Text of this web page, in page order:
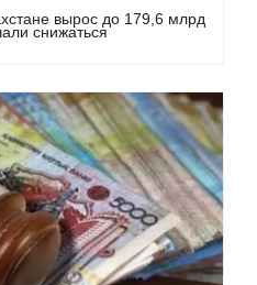
вырос до 179,6 млрд
снижаться